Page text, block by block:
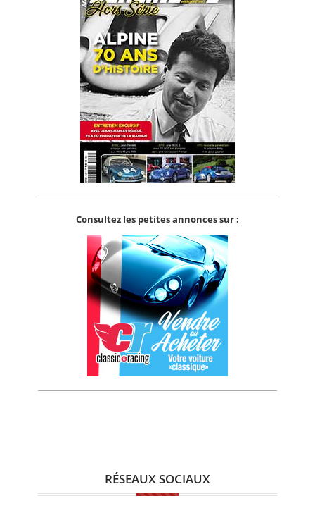
Consultez les petites annonces sur :
RÉSEAUX SOCIAUX